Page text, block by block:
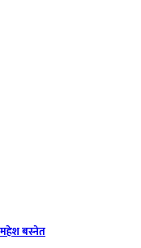
महेश बस्नेत